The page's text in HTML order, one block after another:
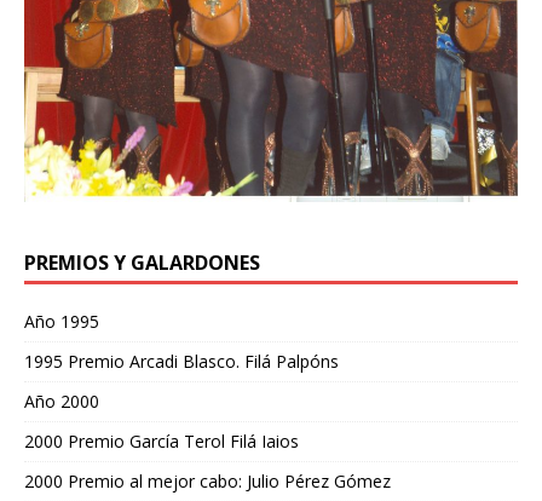
PREMIOS Y GALARDONES
Año 1995
1995 Premio Arcadi Blasco. Filá Palpóns
Año 2000
2000 Premio García Terol Filá Iaios
2000 Premio al mejor cabo: Julio Pérez Gómez